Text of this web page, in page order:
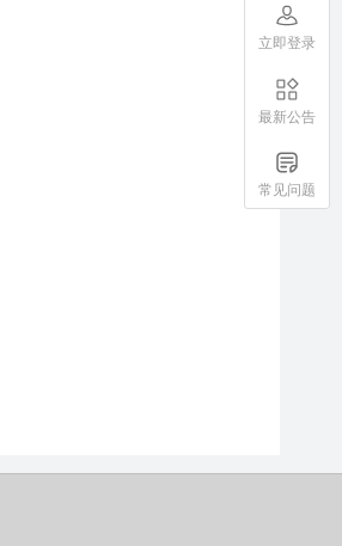
立即登录
最新公告
常见问题